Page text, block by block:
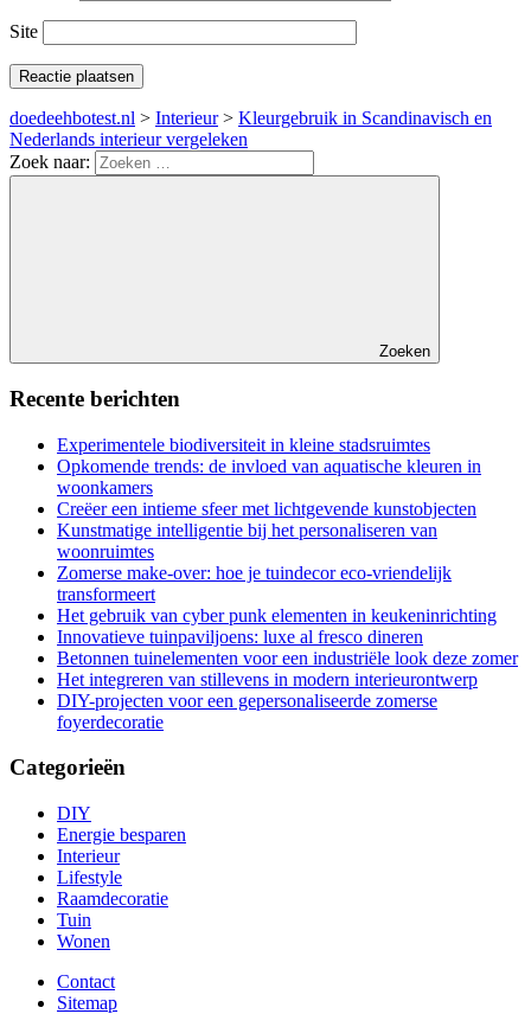
Site
doedeehbotest.nl > Interieur> Kleurgebruik in Scandinavisch en
Nederlands interieur vergeleken
Zoek naar:
Zoeken
Recente berichten
Experimentele biodiversiteit in kleine stadsruimtes
Opkomende trends: de invloed van aquatische kleuren in
woonkamers
Creëer een intieme sfeer met lichtgevende kunstobjecten
Kunstmatige intelligentie bij het personaliseren van
woonruimtes
Zomerse make-over: hoe je tuindecor eco-vriendelijk
transformeert
Het gebruik van cyber punk elementen in keukeninrichting
Innovatieve tuinpaviljoens: luxe al fresco dineren
Betonnen tuinelementen voor een industriële look deze zomer
Het integreren van stillevens in modern interieurontwerp
DIY-projecten voor een gepersonaliseerde zomerse
foyerdecoratie
Categorieën
DIY
Energie besparen
Interieur
Lifestyle
Raamdecoratie
Tuin
Wonen
Contact
Sitemap